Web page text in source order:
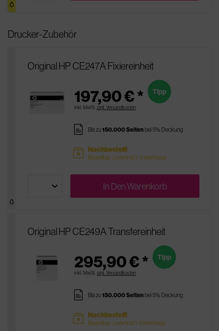
Drucker-Zubehör
Original HP CE247A Fixiereinheit
197,90 € *
inkl. MwSt. zzgl. Versandkosten
Tipp
pages Bis zu150.000 Seitenbei 5% Deckung
sold Nachbestellt
Bestellbar, Lieferfrist 2-4 Werktage
In DenWarenkorb
Original HP CE249A Transfereinheit
295,90 € *
inkl. MwSt. zzgl. Versandkosten
Tipp
pages Bis zu150.000 Seitenbei 5% Deckung
sold Nachbestellt
Bestellbar, Lieferfrist 1-3 Werktage